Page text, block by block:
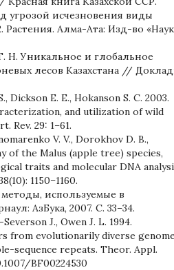
угрозой исчезновения виды
Алма-Ата: Изд-во
Н. Уникальное и глобальное
лесов Казахстана //
Dickson E. E., Hokanson S. C. 2003.
and utilization of wild
Rev. 29: 1–61.
V. V., Dorokhov D. B.,
of the Malus (apple tree) species,
traits and molecular DNA
1150–1160.
используемые в
АзБука, 2007. С. 33–34.
J., Owen J. L. 1994.
from evolutionarily diverse
sequence repeats. Theor. Appl.
BF00224530